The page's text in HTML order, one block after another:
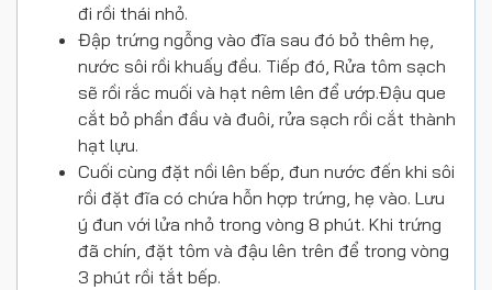
đi rồi thái nhỏ.
Đập trứng ngỗng vào đĩa sau đó bỏ thêm hẹ,
nước sôi rồi khuấy đều. Tiếp đó, Rửa tôm sạch
sẽ rồi rắc muối và hạt nêm lên để ướp.Đậu que
cắt bỏ phần đầu và đuôi, rửa sạch rồi cắt thành
hạt lựu.
Cuối cùng đặt nồi lên bếp, đun nước đến khi sôi
rồi đặt đĩa có chứa hỗn hợp trứng, hẹ vào. Lưu
ý đun với lửa nhỏ trong vòng 8 phút. Khi trứng
đã chín, đặt tôm và đậu lên trên để trong vòng
3 phút rồi tắt bếp.